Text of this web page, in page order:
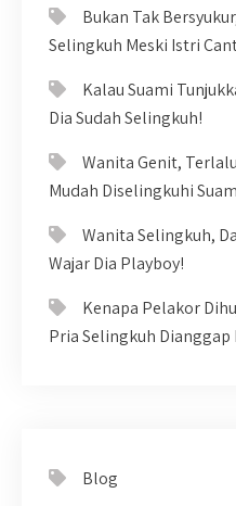
Bukan Tak
Selingkuh Meski Istri
Kalau Suami
Dia Sudah Selingkuh!
Wanita Genit,
Mudah Diselingkuhi
Wanita Selingkuh,
Wajar Dia Playboy!
Kenapa Pelakor
Pria Selingkuh Dianggap
Blog